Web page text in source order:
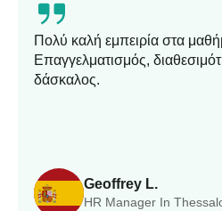
Geoffrey L.
HR Manager In
Πολύ καλή εμπειρία στα
Επαγγελματισμός,
δάσκαλος.